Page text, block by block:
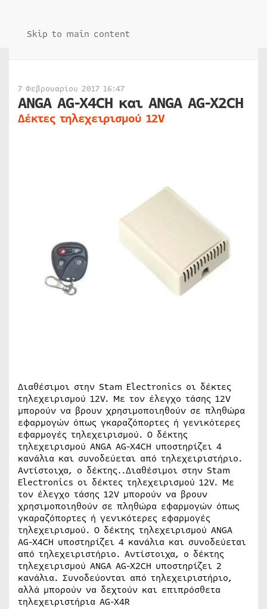
Skip to main content
7 Φεβρουαρίου 2017 16:47
ANGA AG-X4CH και ANGA AG-X2CH
Δέκτες τηλεχειρισμού 12V
Διαθέσιμοι στην Stam Electronics οι δέκτες
τηλεχειρισμού 12V. Με τον έλεγχο τάσης 12V
μπορούν να βρουν χρησιμοποιηθούν σε πληθώρα
εφαρμογών όπως γκαραζόπορτες ή γενικότερες
εφαρμογές τηλεχειρισμού. Ο δέκτης
τηλεχειρισμού ANGA AG-X4CH υποστηρίζει 4
κανάλια και συνοδεύεται από τηλεχειριστήριο.
Αντίστοιχα, ο δέκτης..Διαθέσιμοι στην Stam
Electronics οι δέκτες τηλεχειρισμού 12V. Με
τον έλεγχο τάσης 12V μπορούν να βρουν
χρησιμοποιηθούν σε πληθώρα εφαρμογών όπως
γκαραζόπορτες ή γενικότερες εφαρμογές
τηλεχειρισμού. Ο δέκτης τηλεχειρισμού ANGA
AG-X4CH υποστηρίζει 4 κανάλια και συνοδεύεται
από τηλεχειριστήριο. Αντίστοιχα, ο δέκτης
τηλεχειρισμού ANGA AG-X2CH υποστηρίζει 2
κανάλια. Συνοδεύονται από τηλεχειριστήριο,
αλλά μπορούν να δεχτούν και επιπρόσθετα
τηλεχειριστήρια AG-X4R